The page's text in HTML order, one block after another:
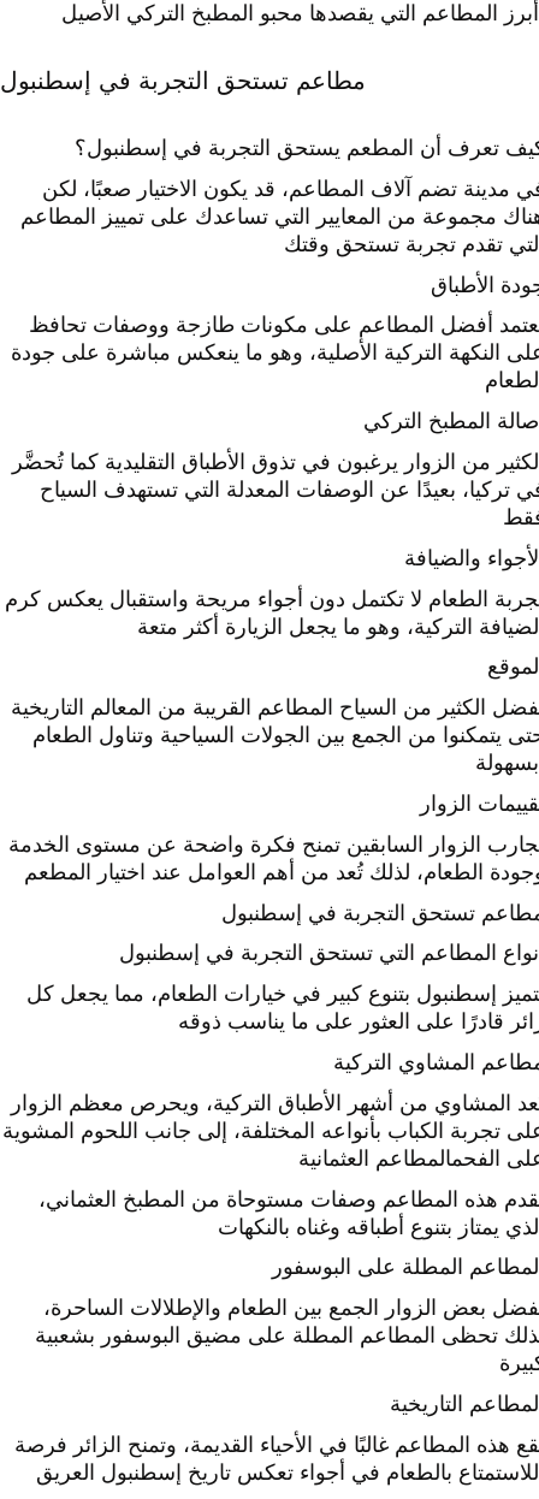
أبرز المطاعم التي يقصدها محبو المطبخ التركي الأصيل
مطاعم تستحق التجربة في إسطنبول
تعرف أن المطعم يستحق التجربة في إسطنبول؟
مدينة تضم آلاف المطاعم، قد يكون الاختيار صعبًا، لكن
مجموعة من المعايير التي تساعدك على تمييز المطاعم
تقدم تجربة تستحق وقتك
الأطباق
أفضل المطاعم على مكونات طازجة ووصفات تحافظ
النكهة التركية الأصلية، وهو ما ينعكس مباشرة على جودة
المطبخ التركي
من الزوار يرغبون في تذوق الأطباق التقليدية كما تُحضَّر
تركيا، بعيدًا عن الوصفات المعدلة التي تستهدف السياح
والضيافة
الطعام لا تكتمل دون أجواء مريحة واستقبال يعكس كرم
التركية، وهو ما يجعل الزيارة أكثر متعة
الكثير من السياح المطاعم القريبة من المعالم التاريخية
يتمكنوا من الجمع بين الجولات السياحية وتناول الطعام
الزوار
الزوار السابقين تمنح فكرة واضحة عن مستوى الخدمة
الطعام، لذلك تُعد من أهم العوامل عند اختيار المطعم
تستحق التجربة في إسطنبول
المطاعم التي تستحق التجربة في إسطنبول
إسطنبول بتنوع كبير في خيارات الطعام، مما يجعل كل
قادرًا على العثور على ما يناسب ذوقه
المشاوي التركية
المشاوي من أشهر الأطباق التركية، ويحرص معظم الزوار
تجربة الكباب بأنواعه المختلفة، إلى جانب اللحوم المشوية
الفحمالمطاعم العثمانية
هذه المطاعم وصفات مستوحاة من المطبخ العثماني،
يمتاز بتنوع أطباقه وغناه بالنكهات
المطلة على البوسفور
بعض الزوار الجمع بين الطعام والإطلالات الساحرة،
تحظى المطاعم المطلة على مضيق البوسفور بشعبية
التاريخية
هذه المطاعم غالبًا في الأحياء القديمة، وتمنح الزائر فرصة